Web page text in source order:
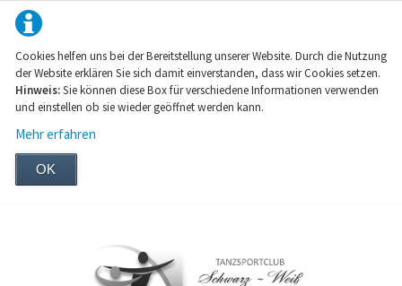
Cookies helfen uns bei der Bereitstellung unserer Website. Durch die Nutzung
der Website erklären Sie sich damit einverstanden, dass wir Cookies setzen.
Hinweis:Sie können diese Box für verschiedene Informationen verwenden
und einstellen ob sie wieder geöffnet werden kann.
Mehr erfahren
OK